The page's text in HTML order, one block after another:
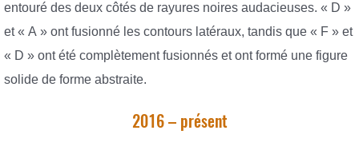
entouré des deux côtés de rayures noires audacieuses. « D »
et « A » ont fusionné les contours latéraux, tandis que « F » et
« D » ont été complètement fusionnés et ont formé une figure
solide de forme abstraite.
2016 – présent